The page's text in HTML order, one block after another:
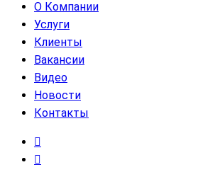
О Компании
Услуги
Клиенты
Вакансии
Видео
Новости
Контакты